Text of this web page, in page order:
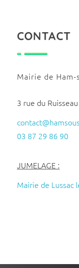
CONTACT
Mairie de Ham-
3 rue du Ruisseau
03 87 29 86 90
JUMELAGE :
Mairie de Lussac